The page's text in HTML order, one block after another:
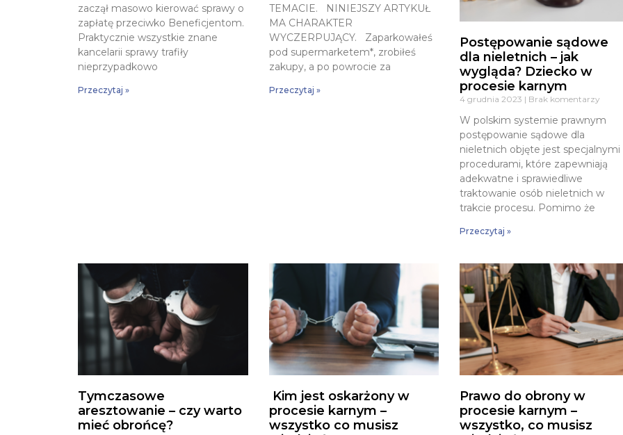
zaczął masowo kierować sprawy o
zapłatę przeciwko Beneficjentom.
Praktycznie wszystkie znane
kancelarii sprawy trafiły
nieprzypadkowo
Przeczytaj »
TEMACIE. NINIEJSZY ARTYKUŁ
MA CHARAKTER
WYCZERPUJĄCY. Zaparkowałeś
pod supermarketem*, zrobiłeś
zakupy, a po powrocie za
Przeczytaj »
Postępowanie sądowe
dla nieletnich – jak
wygląda? Dziecko w
procesie karnym
4 grudnia 2023 Brak komentarzy
W polskim systemie prawnym
postępowanie sądowe dla
nieletnich objęte jest specjalnymi
procedurami, które zapewniają
adekwatne i sprawiedliwe
traktowanie osób nieletnich w
trakcie procesu. Pomimo że
Przeczytaj »
Tymczasowe
aresztowanie – czy warto
mieć obrońcę?
Kim jest oskarżony w
procesie karnym –
wszystko co musisz
Prawo do obrony w
procesie karnym –
wszystko, co musisz